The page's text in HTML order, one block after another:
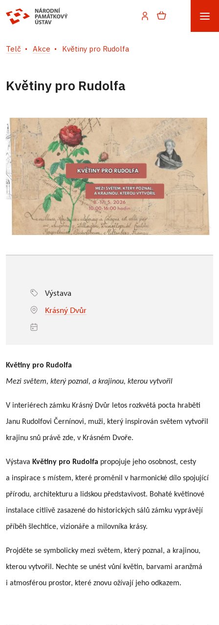
Telč Akce Květiny pro Rudolfa
Květiny pro Rudolfa
Výstava
Krásný Dvůr
Květiny pro Rudolfa
Mezi světem, který poznal, a krajinou, kterou vytvořil
V interiérech zámku Krásný Dvůr letos rozkvétá pocta hraběti
Janu Rudolfovi Černínovi, muži, který inspirován světem vytvořil
krajinu snů právě zde, v Krásném Dvoře.
Výstava Květiny pro Rudolfa propojuje jeho osobnost, cesty
a inspirace s místem, které proměnil v harmonické dílo spojující
přírodu, architekturu a lidskou představivost. Bohaté květinové
instalace citlivě zasazené do historických sálů zámku vyprávějí
příběh šlechtice, vizionáře a milovníka krásy.
Projděte se symbolicky mezi světem, který poznal, a krajinou,
kterou vytvořil. Nechte se unést vůní květin, barvami aranžmá
i atmosférou prostor, které znovu ožívají jeho odkazem.